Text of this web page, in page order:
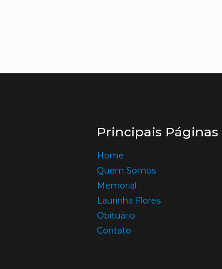
Principais Páginas
Home
Quem Somos
Memorial
Laurinha Flores
Obituário
Contato